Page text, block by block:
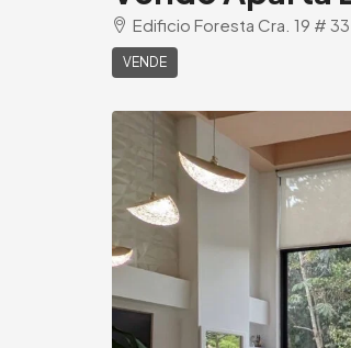
Edificio Foresta Cra. 19 #
VENDE